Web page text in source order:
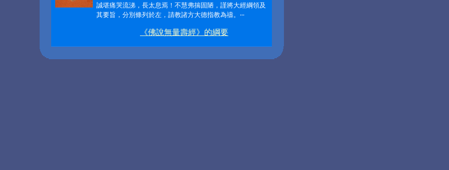
誠堪痛哭流涕，長太息焉！不慧弗揣固陋，謹將大經綱領及
其要旨，分別條列於左，請教諸方大德指教為禱。 ‧‧‧
《佛說無量壽經》的綱要